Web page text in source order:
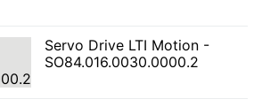
Servo Drive LTI Motion -
SO84.016.0030.0000.2